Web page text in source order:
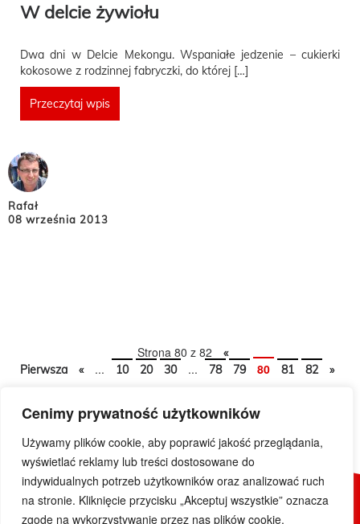
Cenimy prywatność użytkowników
Używamy plików cookie, aby poprawić jakość przeglądania,
wyświetlać reklamy lub treści dostosowane do
indywidualnych potrzeb użytkowników oraz analizować ruch
na stronie. Kliknięcie przycisku „Akceptuj wszystkie” oznacza
zgodę na wykorzystywanie przez nas plików cookie.
W delcie żywiołu
Dwa dni w Delcie Mekongu. Wspaniałe jedzenie – cukierki
kokosowe z rodzinnej fabryczki, do której […]
Przeczytaj wpis
Rafał
08 września 2013
Strona 80 z 82
«
Pierwsza
« ... 10 20 30 ... 78 79 80 81 82 »
© 2019 DoWietnamu.pl. Wszelkie prawa zastrzeżone.